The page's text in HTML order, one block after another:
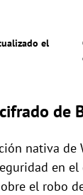
el
de
nativa de
en el
el robo